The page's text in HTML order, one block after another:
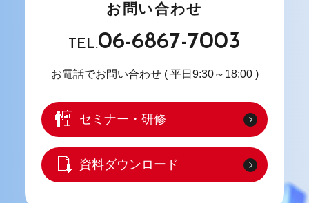
お問い合わせ
TEL.06-6867-7003
お電話でお問い合わせ ( 平日9:30～18:00 )
セミナー・研修
資料ダウンロード